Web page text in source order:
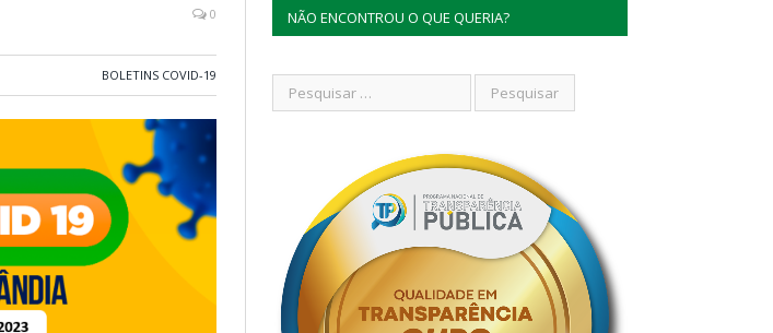
0
BOLETINS COVID-19
NÃO ENCONTROU O QUE QUERIA?